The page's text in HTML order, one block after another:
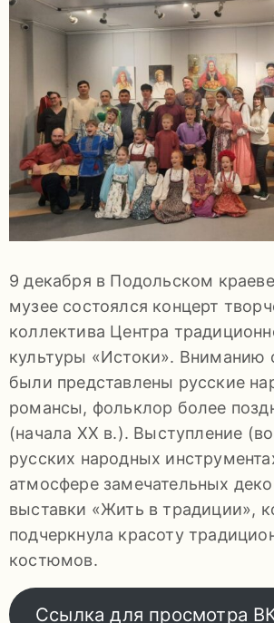
Контакты
(4967)
55-
92-
34
pdls_mukpmuzey@mosreg.ru
Заявление
конфиденциальности
9 декабря в Подольском
музее состоялся концерт
коллектива Центра
культуры «Истоки». Вниманию
были представлены русские
романсы, фольклор более
(начала XX в.). Выступление
русских народных
атмосфере замечательных
выставки «Жить в традиции»,
подчеркнула красоту
костюмов.
Ссылка для просмотра